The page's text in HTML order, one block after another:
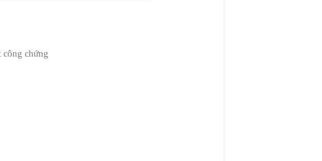
công chứng